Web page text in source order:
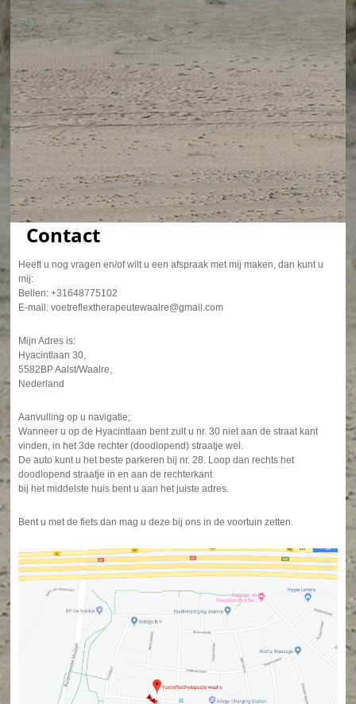
Contact
Heeft u nog vragen en/of wilt u een afspraak met mij maken, dan kunt u
mij:
Bellen: +31648775102
E-mail: voetreflextherapeutewaalre@gmail.com
Mijn Adres is:
Hyacintlaan 30,
5582BP Aalst/Waalre,
Nederland
Aanvulling op u navigatie;
Wanneer u op de Hyacintlaan bent zult u nr. 30 niet aan de straat kant
vinden, in het 3de rechter (doodlopend) straatje wel.
De auto kunt u het beste parkeren bij nr. 28. Loop dan rechts het
doodlopend straatje in en aan de rechterkant
bij het middelste huis bent u aan het juiste adres.
Bent u met de fiets dan mag u deze bij ons in de voortuin zetten.